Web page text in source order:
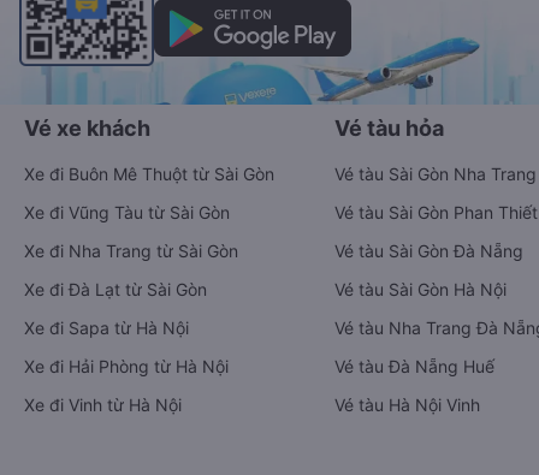
Vé xe khách
Xe đi Buôn Mê Thuột từ Sài Gòn
Xe đi Vũng Tàu từ Sài Gòn
Xe đi Nha Trang từ Sài Gòn
Xe đi Đà Lạt từ Sài Gòn
Xe đi Sapa từ Hà Nội
Xe đi Hải Phòng từ Hà Nội
Xe đi Vinh từ Hà Nội
Vé tàu hỏa
Vé tàu Sài Gòn Nha Trang
Vé tàu Sài Gòn Phan Thiết
Vé tàu Sài Gòn Đà Nẵng
Vé tàu Sài Gòn Hà Nội
Vé tàu Nha Trang Đà
Vé tàu Đà Nẵng Huế
Vé tàu Hà Nội Vinh